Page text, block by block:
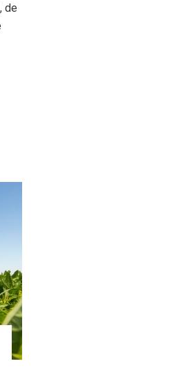
de